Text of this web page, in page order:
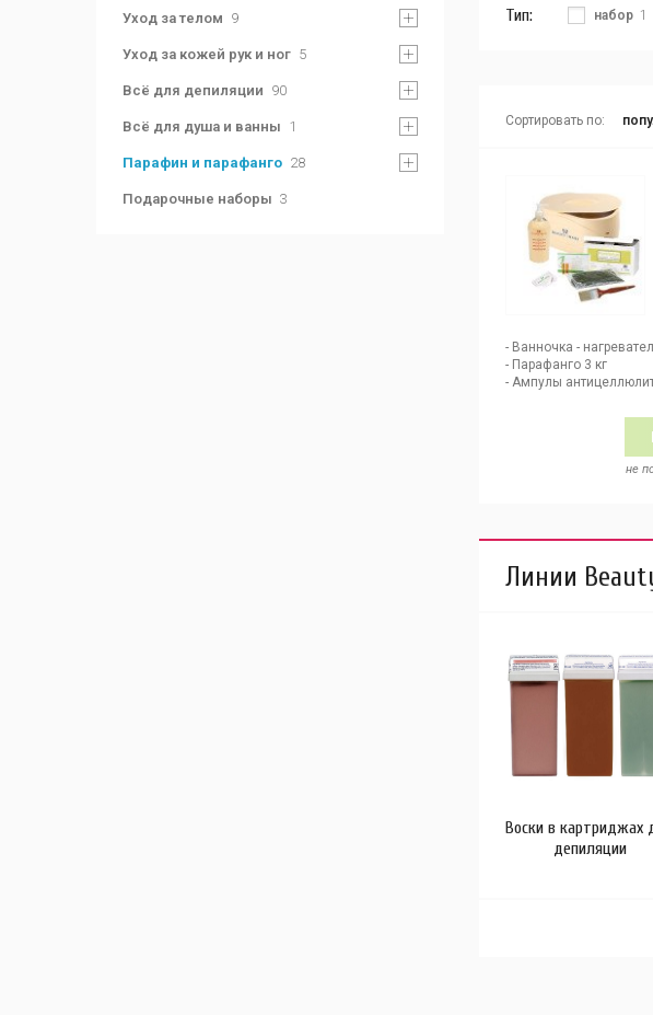
Уход за телом 9
Уход за кожей рук и ног 5
Всё для депиляции 90
Всё для душа и ванны 1
Парафин и парафанго 28
Подарочные наборы 3
Тип: набор 1
Сортировать по:
- Ванночка -
- Парафанго 3 кг
- Ампулы
не
Линии
Воски в картриджах
депиляции